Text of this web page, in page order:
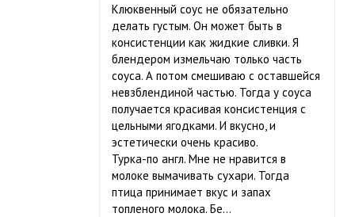
Клюквенный соус не обязательно
делать густым. Он может быть в
консистенции как жидкие сливки. Я
блендером измельчаю только часть
соуса. А потом смешиваю с оставшейся
невзблендиной частью. Тогда у соуса
получается красивая консистенция с
цельными ягодками. И вкусно, и
эстетически очень красиво.
Турка-по англ. Мне не нравится в
молоке вымачивать сухари. Тогда
птица принимает вкус и запах
топленого молока. Бе…